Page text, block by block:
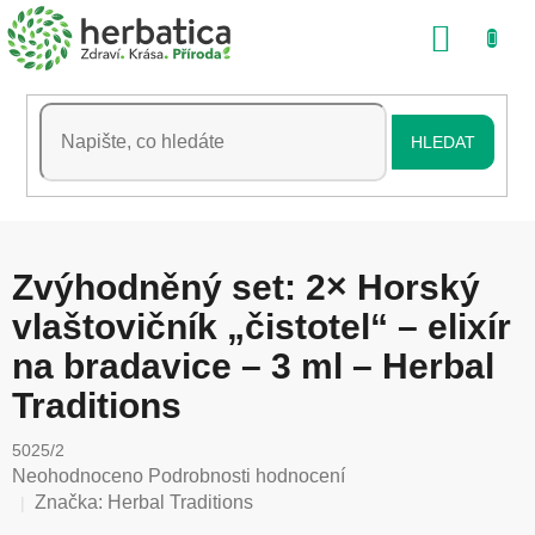
Přejít
na
obsah
HLEDAT
Zvýhodněný set: 2× Horský
vlaštovičník „čistotel“ – elixír
na bradavice – 3 ml – Herbal
Traditions
5025/2
Průměrné
hodnocení
Neohodnoceno Podrobnosti hodnocení
Značka: Herbal Traditions